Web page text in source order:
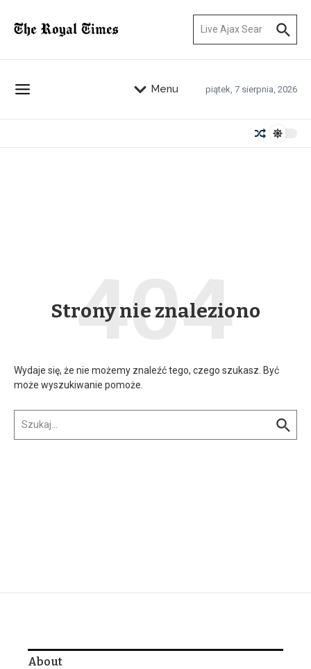
Menu piątek, 7 sierpnia, 2026
Strony nie znaleziono
Wydaje się, że nie możemy znaleźć tego, czego szukasz. Być
może wyszukiwanie pomoże.
About